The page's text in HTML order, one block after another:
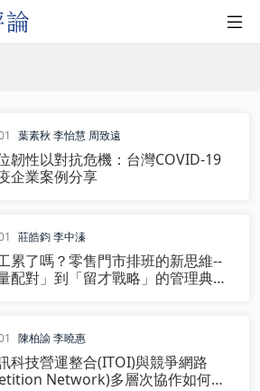
葉素秋 李怡慧 周致遠
韌性以對抗危機：台灣COVID-19
企業案例分享
莊皓鈞李中溱
累了嗎？零售門市排班的新思維--
配對」到「留才戰略」的管理典範
陳柏諭李曉惠
科技營運整合(ITOI)與競爭網路
Network)多層次協作如何促